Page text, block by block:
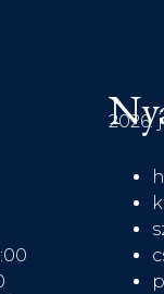
2026.